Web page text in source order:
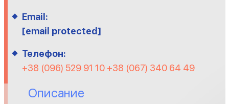
Email:
[email protected]
Телефон:
+38 (096) 529 91 10 +38 (067) 340 64 49
Описание